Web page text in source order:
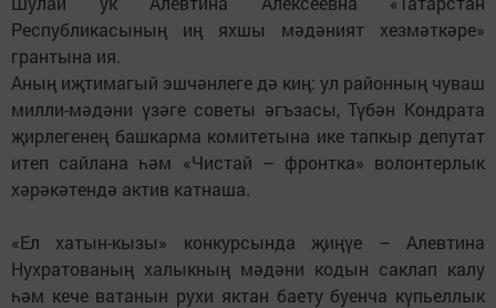
Республикасының иң яхшы мәдәният хезмәткәре»
грантына ия.
Аның иҗтимагый эшчәнлеге дә киң: ул районның чуваш
милли-мәдәни үзәге советы әгъзасы, Түбән Кондрата
җирлегенең башкарма комитетына ике тапкыр депутат
итеп сайлана һәм «Чистай – фронтка» волонтерлык
хәрәкәтендә актив катнаша.
«Ел хатын-кызы» конкурсында җиңүе – Алевтина
Нухратованың халыкның мәдәни кодын саклап калу
һәм кече ватанын рухи яктан баету буенча күпьеллык